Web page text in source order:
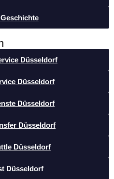
Düsseldorf
Düsseldorf
Düsseldorf
Düsseldorf
Düsseldorf
Düsseldorf